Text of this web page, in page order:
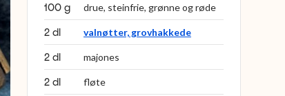
100 g drue, steinfrie, grønne og røde
2 dl valnøtter, grovhakkede
2 dl majones
2 dl fløte